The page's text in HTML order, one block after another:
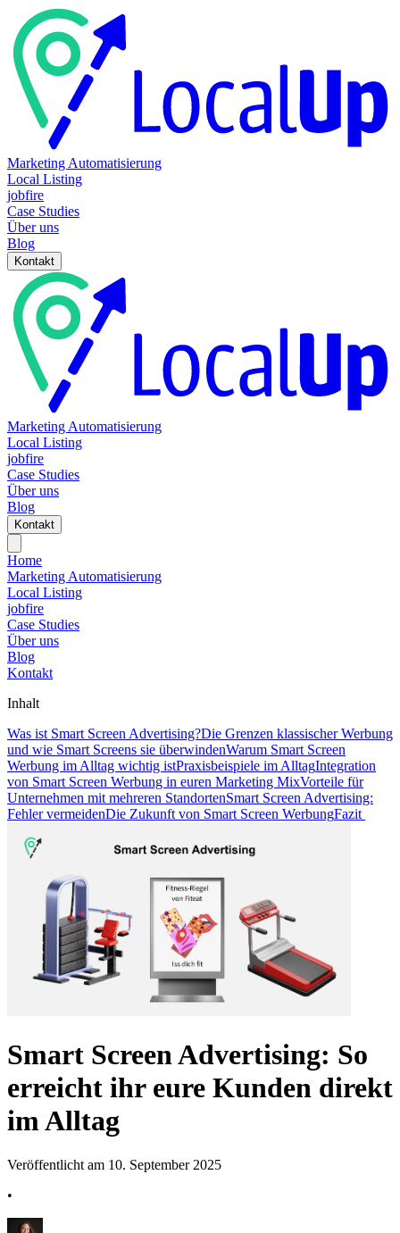
Marketing Automatisierung
Local Listing
jobfire
Case Studies
Über uns
Blog
Kontakt
Marketing Automatisierung
Local Listing
jobfire
Case Studies
Über uns
Blog
Kontakt
Home
Marketing Automatisierung
Local Listing
jobfire
Case Studies
Über uns
Blog
Kontakt
Inhalt
Was ist Smart Screen Advertising?Die Grenzen klassischer Werbung
und wie Smart Screens sie überwindenWarum Smart Screen
Werbung im Alltag wichtig istPraxisbeispiele im AlltagIntegration
von Smart Screen Werbung in euren Marketing MixVorteile für
Unternehmen mit mehreren StandortenSmart Screen Advertising:
Fehler vermeidenDie Zukunft von Smart Screen WerbungFazit
Smart Screen Advertising: So
erreicht ihr eure Kunden direkt
im Alltag
Veröffentlicht am 10. September 2025
•